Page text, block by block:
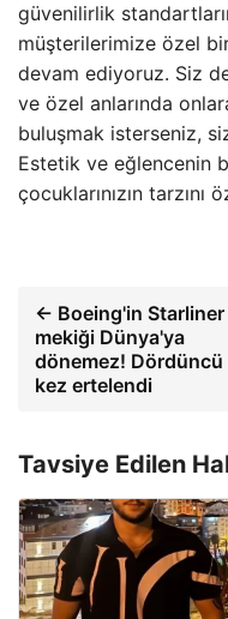
güvenilirlik
müşterilerimize özel
devam ediyoruz. Siz
ve özel anlarında
buluşmak isterseniz,
Estetik ve eğlencenin
çocuklarınızın
← Boeing'in Starliner
mekiği Dünya'ya
dönemez! Dördüncü
kez ertelendi
Tavsiye Edilen